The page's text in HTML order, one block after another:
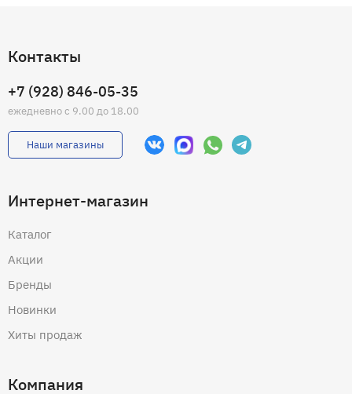
Контакты
+7 (928) 846-05-35
ежедневно с 9.00 до 18.00
Наши магазины
Интернет-магазин
Каталог
Акции
Бренды
Новинки
Хиты продаж
Компания